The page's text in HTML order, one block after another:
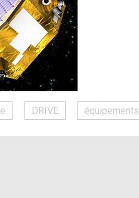
DRIVE équipements